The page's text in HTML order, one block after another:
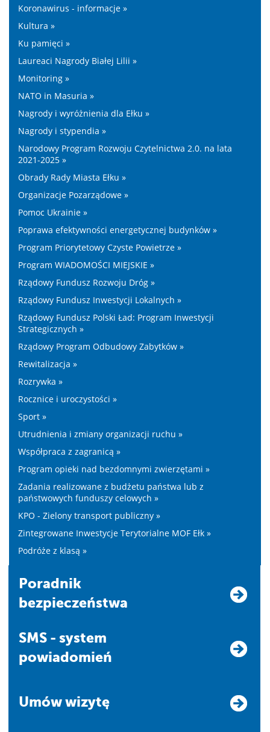
Koronawirus - informacje »
Kultura »
Ku pamięci »
Laureaci Nagrody Białej Lilii »
Monitoring »
NATO in Masuria »
Nagrody i wyróżnienia dla Ełku »
Nagrody i stypendia »
Narodowy Program Rozwoju Czytelnictwa 2.0. na lata
2021-2025 »
Obrady Rady Miasta Ełku »
Organizacje Pozarządowe »
Pomoc Ukrainie »
Poprawa efektywności energetycznej budynków »
Program Priorytetowy Czyste Powietrze »
Program WIADOMOŚCI MIEJSKIE »
Rządowy Fundusz Rozwoju Dróg »
Rządowy Fundusz Inwestycji Lokalnych »
Rządowy Fundusz Polski Ład: Program Inwestycji
Strategicznych »
Rządowy Program Odbudowy Zabytków »
Rewitalizacja »
Rozrywka »
Rocznice i uroczystości »
Sport »
Utrudnienia i zmiany organizacji ruchu »
Współpraca z zagranicą »
Program opieki nad bezdomnymi zwierzętami »
Zadania realizowane z budżetu państwa lub z
państwowych funduszy celowych »
KPO - Zielony transport publiczny »
Zintegrowane Inwestycje Terytorialne MOF Ełk »
Podróże z klasą »
Poradnik
bezpieczeństwa
SMS - system
powiadomień
Umów wizytę